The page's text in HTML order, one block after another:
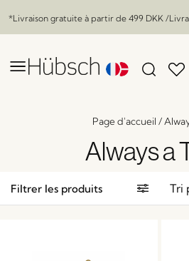
*Livraison gratuite à partir de 499 DKK /
Page d'accueil /
Always a
Filtrer les produits